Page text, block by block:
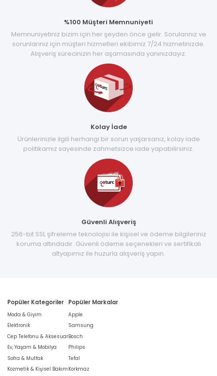
%100 Müşteri Memnuniyeti
Memnuniyetiniz bizim için her şeyden önce gelir. Sorularınız ve
sorunlarınız için müşteri hizmetleri ekibimiz 7/24 hizmetinizde.
Alışveriş sürecinizin her aşamasında yanınızdayız.
Kolay İade
Ürünlerinizle ilgili herhangi bir sorun yaşarsanız, kolay iade
politikamız sayesinde zahmetsizce iade yapabilirsiniz.
Güvenli Alışveriş
256-bit SSL şifreleme teknolojisi ile kişisel ve ödeme bilgileriniz
koruma altındadır. Güvenli ödeme seçenekleri ve sertifikalı
altyapımız ile huzurla alışveriş yapın.
Popüler Kategoriler
Moda & Giyim
Elektronik
Cep Telefonu & Aksesuar
Ev, Yaşam & Mobilya
Sofra & Mutfak
Kozmetik & Kişisel Bakım
Popüler Markalar
Apple
Samsung
Bosch
Philips
Tefal
Korkmaz